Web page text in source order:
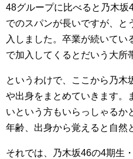
48グループに比べると乃木坂
でのスパンが長いですが、と
入しました。卒業が続いてい
で加入してくるとだいう大所
というわけで、ここから乃木
や出身をまとめていきます。
いという方もいらっしゃるか
年齢、出身から覚えると自然
それでは、乃木坂46の4期生